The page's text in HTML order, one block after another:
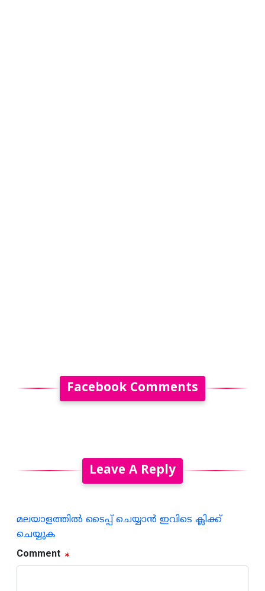
Facebook Comments
Leave A Reply
മലയാളത്തില്‍ ടൈപ്പ് ചെയ്യാന്‍ ഇവിടെ ക്ലിക്ക്
ചെയ്യുക
Comment